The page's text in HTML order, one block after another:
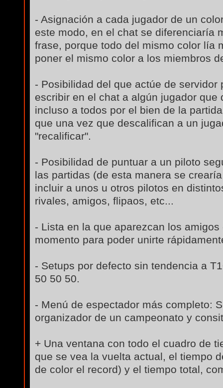
- Asignación a cada jugador de un
este modo, en el chat se diferenciaría
frase, porque todo del mismo color lía
poner el mismo color a los miembros
- Posibilidad del que actúe de servidor
escribir en el chat a algún jugador que
incluso a todos por el bien de la
que una vez que descalifican a un
"recalificar".
- Posibilidad de puntuar a un piloto
las partidas (de esta manera se
incluir a unos u otros pilotos en
rivales, amigos, flipaos, etc...
- Lista en la que aparezcan los
momento para poder unirte
- Setups por defecto sin tendencia a
50 50 50.
- Menú de espectador más completo:
organizador de un campeonato y
+ Una ventana con todo el cuadro de
que se vea la vuelta actual, el tiempo
de color el record) y el tiempo total,